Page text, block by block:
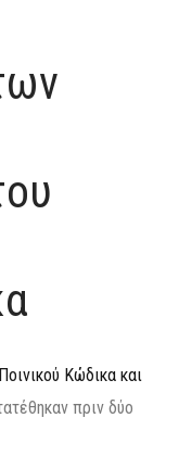
Κώδικα και
πριν δύο